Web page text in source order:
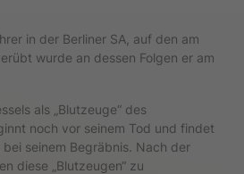
in der Berliner SA, auf den am
wurde an dessen Folgen er am
als „Blutzeuge“ des
noch vor seinem Tod und findet
seinem Begräbnis. Nach der
diese „Blutzeugen“ zu